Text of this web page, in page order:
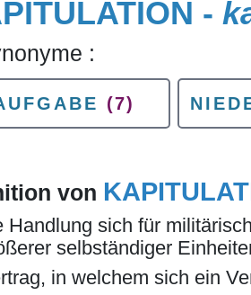
-
:
(7)
von
Handlung sich für
selbständiger
in welchem sich ein